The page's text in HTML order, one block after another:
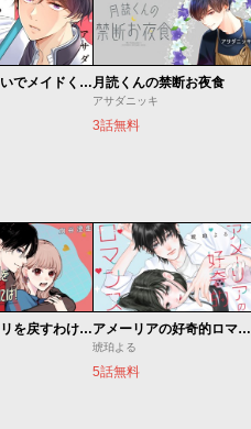
甘やかさないでメイドくん！ 月読くんの禁断お夜食
アサダニッキ
3話無料
頼くんとヨリを戻すわけには！ アメーリアの好奇的ロマンス
琥珀よる
5話無料